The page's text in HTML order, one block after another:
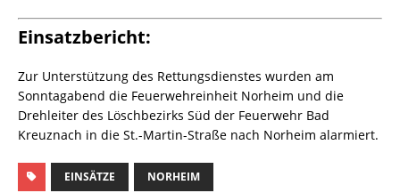
Einsatzbericht:
Zur Unterstützung des Rettungsdienstes wurden am
Sonntagabend die Feuerwehreinheit Norheim und die
Drehleiter des Löschbezirks Süd der Feuerwehr Bad
Kreuznach in die St.-Martin-Straße nach Norheim alarmiert.
EINSÄTZE NORHEIM